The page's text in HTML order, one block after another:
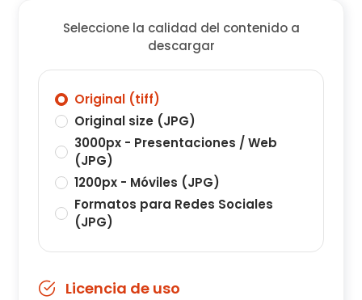
Seleccione la calidad del contenido a
descargar
Original (tiff)
Original size (JPG)
3000px - Presentaciones / Web
(JPG)
1200px - Móviles (JPG)
Formatos para Redes Sociales
(JPG)
Licencia de uso